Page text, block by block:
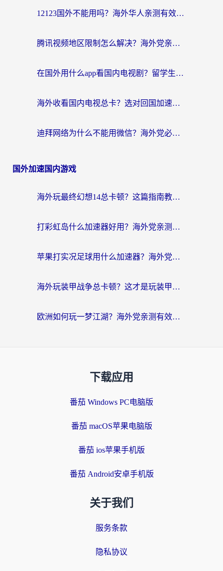
12123国外不能用吗？海外华人亲测有效的回国加速方案来了
腾讯视频地区限制怎么解决？海外党亲测有效的回国加速器选择指南
在国外用什么app看国内电视剧？留学生亲测有效的回国加速方案
海外收看国内电视总卡？选对回国加速器，让你流畅追《狂飙》《长相思》
迪拜网络为什么不能用微信？海外党必看的回国加速解决方案
国外加速国内游戏
海外玩最终幻想14总卡顿？这篇指南教你选对加速器（附非洲美国玩家实测）
打彩虹岛什么加速器好用？海外党亲测的国服游戏加速终极指南
苹果打实况足球用什么加速器？海外党亲测有效的国服游戏加速指南
海外玩装甲战争总卡顿？这才是玩装甲战争最好的加速器（附马来西亚玩重装上阵攻略）
欧洲如何玩一梦江湖？海外党亲测有效的国服游戏加速指南
下载应用
番茄 Windows PC电脑版
番茄 macOS苹果电脑版
番茄 ios苹果手机版
番茄 Android安卓手机版
关于我们
服务条款
隐私协议